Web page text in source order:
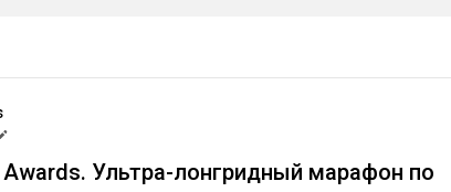
Awards. Ультра-лонгридный марафон по